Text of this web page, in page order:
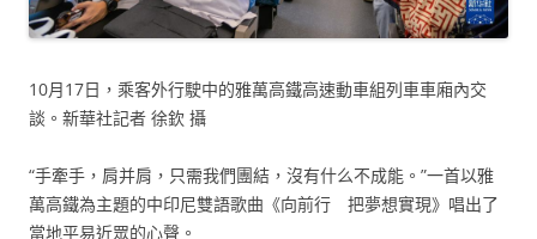
10月17日，乘客外行駛中的雅萬高鐵高速動車組列車車廂內交
談。新華社記者 徐欽 攝
“手牽手，肩并肩，只需我們團結，沒有什么不成能。”一首以雅
萬高鐵為主題的中印尼雙語歌曲《向前行 把夢想實現》唱出了
當地平易近眾的心聲。